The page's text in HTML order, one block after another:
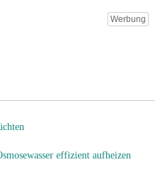
Werbung
effizient aufheizen